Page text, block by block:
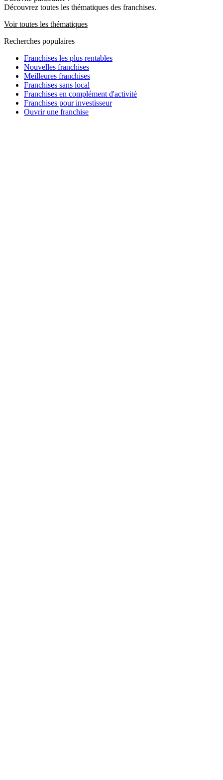
Découvrez toutes les thématiques des franchises.
Voir toutes les thématiques
Recherches populaires
Franchises les plus rentables
Nouvelles franchises
Meilleures franchises
Franchises sans local
Franchises en complément d'activité
Franchises pour investisseur
Ouvrir une franchise